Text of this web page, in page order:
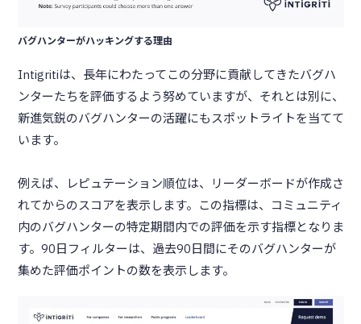
バグハンターがハッキングする理由
Intigritiは、長年にわたってこの分野に貢献してきたバグハ
ンターたちを評価するよう努めていますが、それとは別に、
新進気鋭のバグハンターの活躍にもスポットライトを当てて
います。
例えば、レピュテーション順位は、リーダーボードが作成さ
れてからのスコアを表示します。この指標は、コミュニティ
内のバグハンターの特定期間内での評価を示す指標となりま
す。90日フィルターは、過去90日間にそのバグハンターが
集めた評価ポイントの数を表示します。